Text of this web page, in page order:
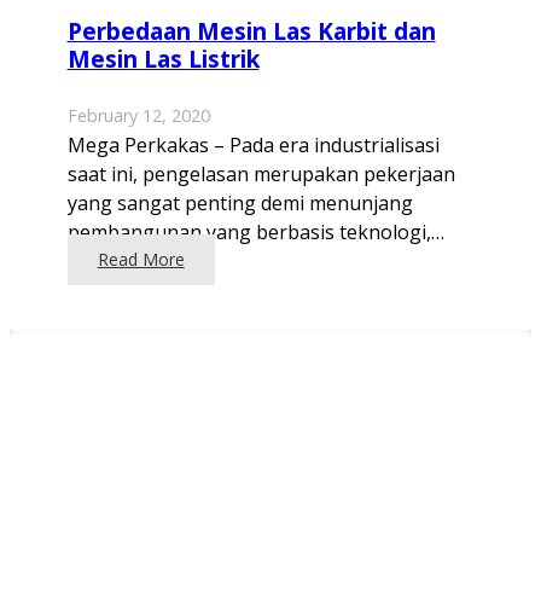
Perbedaan Mesin Las Karbit dan
Mesin Las Listrik
February 12, 2020
Mega Perkakas – Pada era industrialisasi
saat ini, pengelasan merupakan pekerjaan
yang sangat penting demi menunjang
pembangunan yang berbasis teknologi,…
Read More